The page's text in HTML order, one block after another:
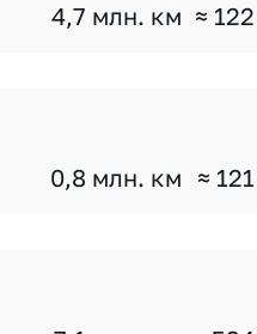
4,7 млн. км ≈
0,8 млн. км ≈